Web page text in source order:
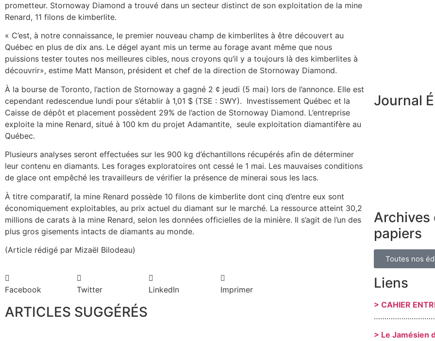
prometteur. Stornoway Diamond a trouvé dans un secteur distinct de son exploitation de la mine
Renard, 11 filons de kimberlite.
« C’est, à notre connaissance, le premier nouveau champ de kimberlites à être découvert au
Québec en plus de dix ans. Le dégel ayant mis un terme au forage avant même que nous
puissions tester toutes nos meilleures cibles, nous croyons qu’il y a toujours là des kimberlites à
découvrir», estime Matt Manson, président et chef de la direction de Stornoway Diamond.
À la bourse de Toronto, l’action de Stornoway a gagné 2 ¢ jeudi (5 mai) lors de l’annonce. Elle est
cependant redescendue lundi pour s’établir à 1,01 $ (TSE : SWY). Investissement Québec et la
Caisse de dépôt et placement possèdent 29% de l’action de Stornoway Diamond. L’entreprise
exploite la mine Renard, situé à 100 km du projet Adamantite, seule exploitation diamantifère au
Québec.
Plusieurs analyses seront effectuées sur les 900 kg d’échantillons récupérés afin de déterminer
leur contenu en diamants. Les forages exploratoires ont cessé le 1 mai. Les mauvaises conditions
de glace ont empêché les travailleurs de vérifier la présence de minerai sous les lacs.
À titre comparatif, la mine Renard possède 10 filons de kimberlite dont cinq d’entre eux sont
économiquement exploitables, au prix actuel du diamant sur le marché. La ressource atteint 30,2
millions de carats à la mine Renard, selon les données officielles de la minière. Il s’agit de l’un des
plus gros gisements intacts de diamants au monde.
(Article rédigé par Mizaël Bilodeau)
Facebook Twitter LinkedIn Imprimer
ARTICLES SUGGÉRÉS
Journal
Archives
papiers
Toutes nos
Liens
> CAHIER
> Le Jamésien